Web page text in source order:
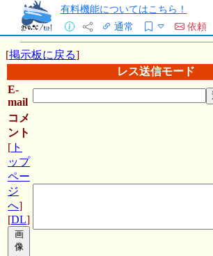
有料機能についてはこちら！
通常
依頼